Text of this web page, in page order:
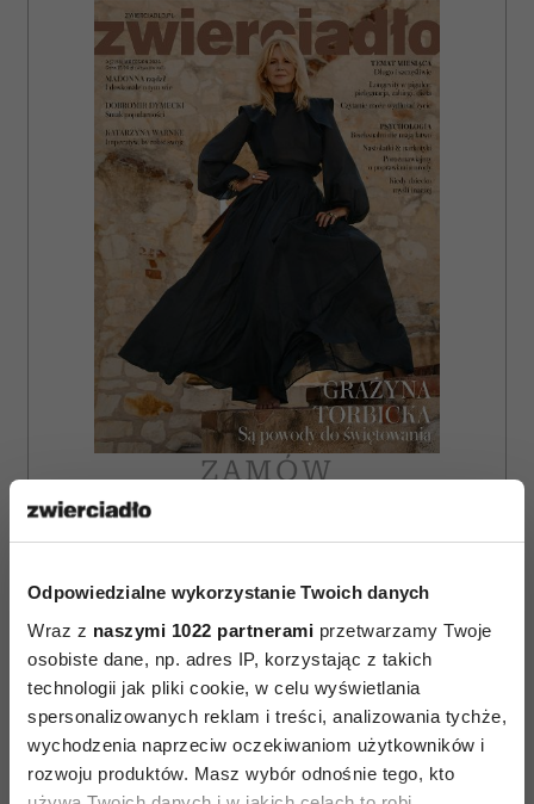
Odpowiedzialne wykorzystanie Twoich danych
Wraz z naszymi 1022 partnerami przetwarzamy Twoje
osobiste dane, np. adres IP, korzystając z takich
technologii jak pliki cookie, w celu wyświetlania
spersonalizowanych reklam i treści, analizowania tychże,
wychodzenia naprzeciw oczekiwaniom użytkowników i
rozwoju produktów. Masz wybór odnośnie tego, kto
ZAMÓW